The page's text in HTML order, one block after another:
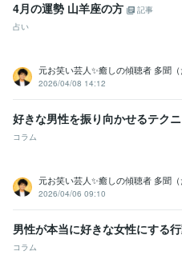
得意分野
●職場の人
占い ●タロット・オラクルカード
学歴
国立うさぎ高等学校 2010年3月 ~
有名AIコンサル 2025年5月 ~ 現在
4月の運勢 山羊座の方
記事
占い
元お笑い芸人✨癒しの傾聴者 多聞
2026/04/08 14:12
好きな男性を振り向かせるテク
コラム
元お笑い芸人✨癒しの傾聴者 多聞
2026/04/06 09:10
男性が本当に好きな女性にする
コラム